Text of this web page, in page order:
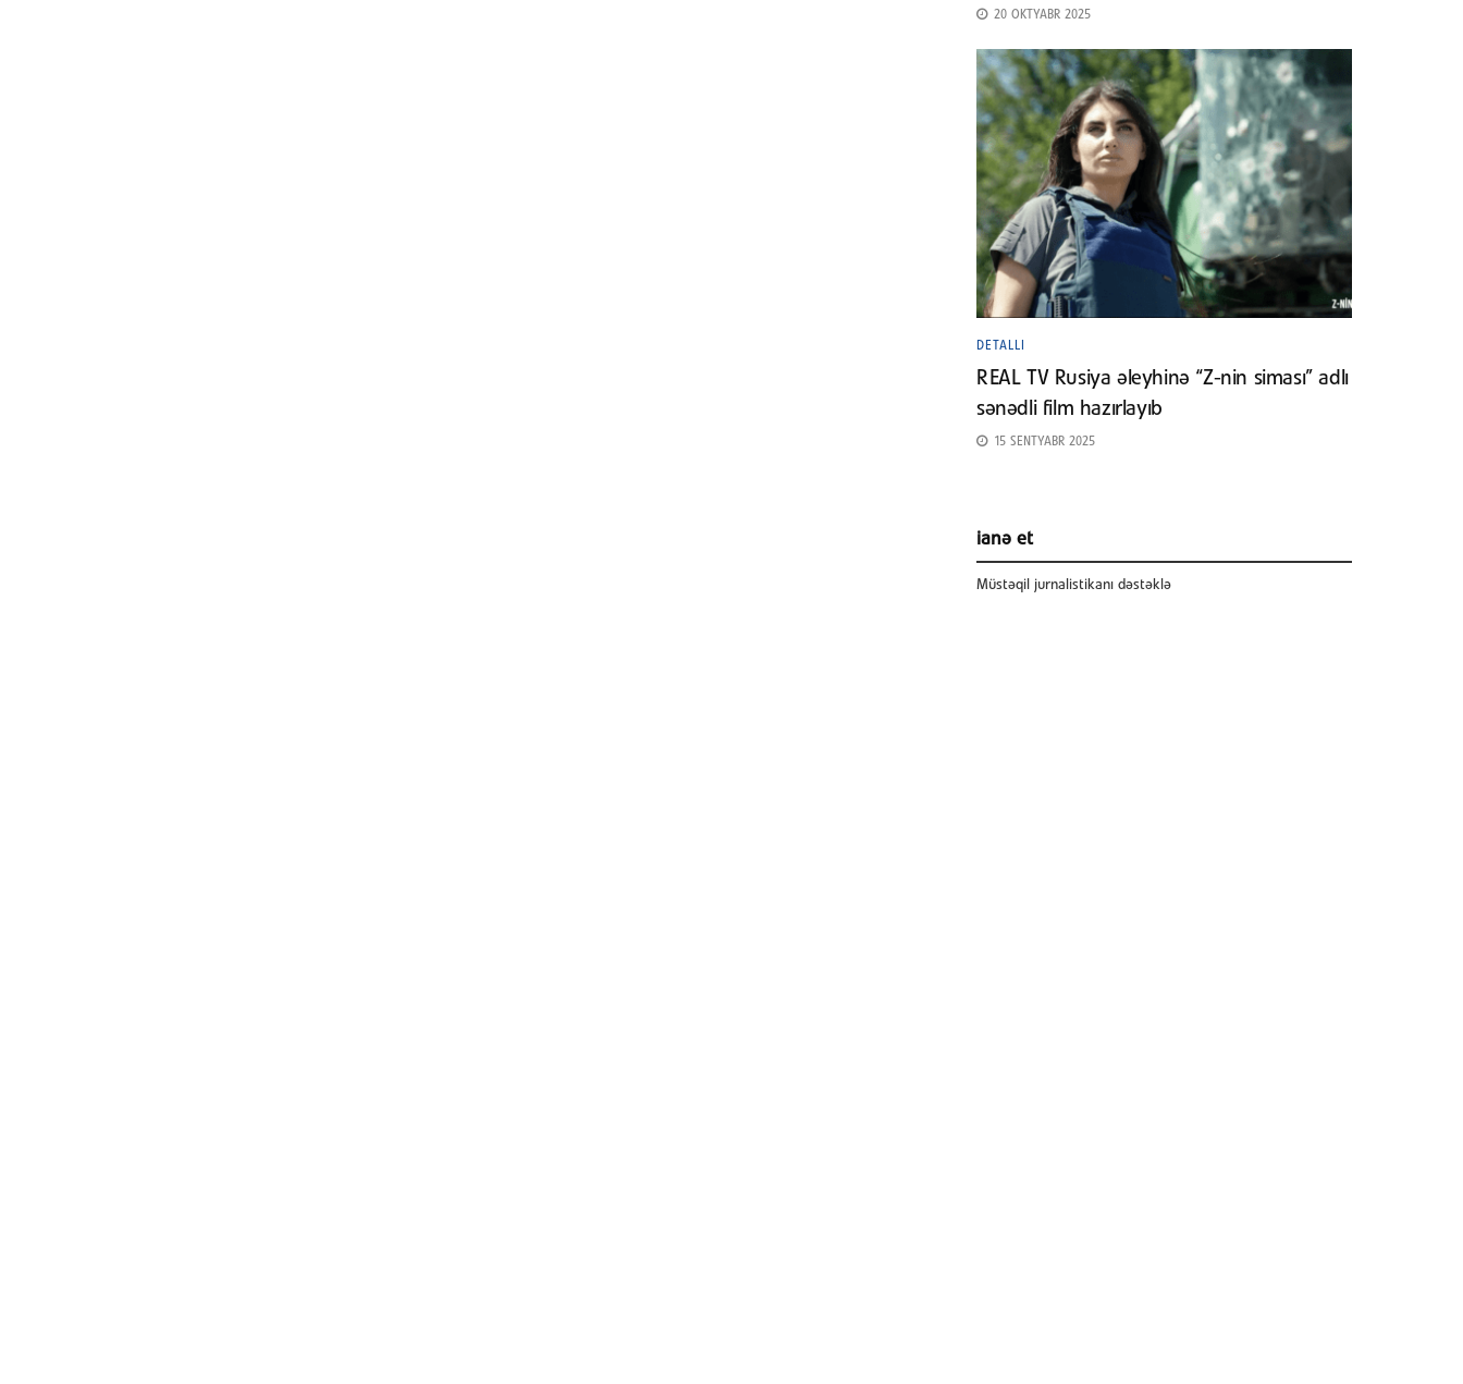
20 OKTYABR 2025
DETALLI
REAL TV Rusiya əleyhinə “Z-nin siması” adlı
sənədli film hazırlayıb
15 SENTYABR 2025
ianə et
Müstəqil jurnalistikanı dəstəklə